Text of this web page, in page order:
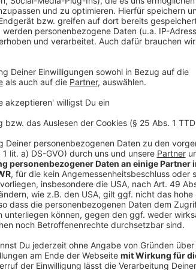
Stadtsprecher Sven Prillwitz sagte, die
Landes und des
hingezogen. Interessen von Anwohnern,
demnach mit zu berücksichtigen. Die Stadt
Bürgerinnen und Bürger.
Ausnahmen für regionalen
Anzeige
Die Stadt hat bei der neuen
Autobahnbrücke - den regionalen
oder Ziel Lüdenscheid, also auch etwa
Ausnahmegenehmigungen beantragt
Prillwitz berichtete.